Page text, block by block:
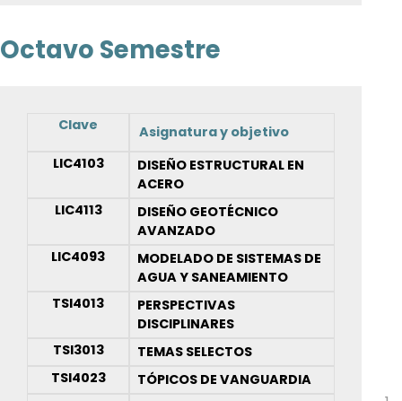
Octavo Semestre
Clave
Asignatura y objetivo
LIC4103
DISEÑO ESTRUCTURAL EN
ACERO
LIC4113
DISEÑO GEOTÉCNICO
AVANZADO
LIC4093
MODELADO DE SISTEMAS DE
AGUA Y SANEAMIENTO
TSI4013
PERSPECTIVAS
DISCIPLINARES
TSI3013
TEMAS SELECTOS
TSI4023
TÓPICOS DE VANGUARDIA